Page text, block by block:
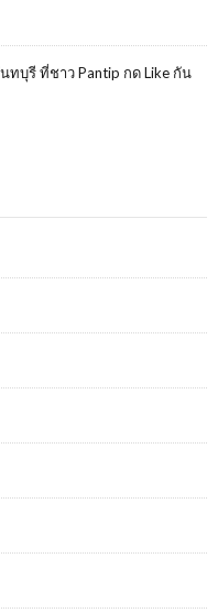
ทบุรี ที่ชาว Pantip กด Like กัน